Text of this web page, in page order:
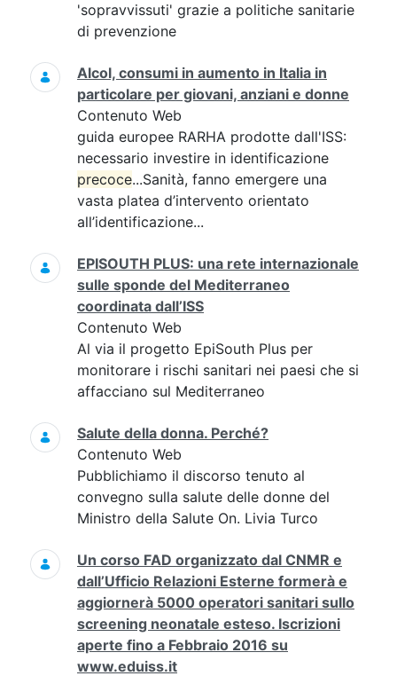
'sopravvissuti' grazie a politiche sanitarie
di prevenzione
Alcol, consumi in aumento in Italia in
particolare per giovani, anziani e donne
Contenuto Web
guida europee RARHA prodotte dall'ISS:
necessario investire in identificazione
precoce...Sanità, fanno emergere una
vasta platea d’intervento orientato
all’identificazione...
EPISOUTH PLUS: una rete internazionale
sulle sponde del Mediterraneo
coordinata dall’ISS
Contenuto Web
Al via il progetto EpiSouth Plus per
monitorare i rischi sanitari nei paesi che si
affacciano sul Mediterraneo
Salute della donna. Perché?
Contenuto Web
Pubblichiamo il discorso tenuto al
convegno sulla salute delle donne del
Ministro della Salute On. Livia Turco
Un corso FAD organizzato dal CNMR e
dall’Ufficio Relazioni Esterne formerà e
aggiornerà 5000 operatori sanitari sullo
screening neonatale esteso. Iscrizioni
aperte fino a Febbraio 2016 su
www.eduiss.it